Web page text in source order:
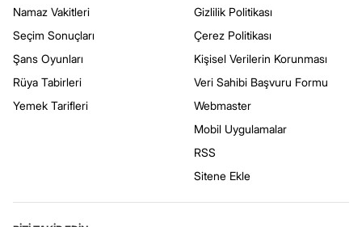
Namaz Vakitleri
Seçim Sonuçları
Şans Oyunları
Rüya Tabirleri
Yemek Tarifleri
Gizlilik Politikası
Çerez Politikası
Kişisel Verilerin Korunması
Veri Sahibi Başvuru Formu
Webmaster
Mobil Uygulamalar
RSS
Sitene Ekle